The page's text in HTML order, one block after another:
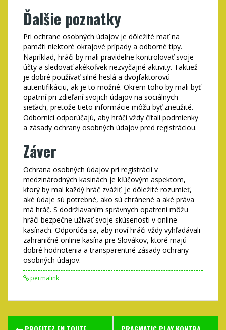
Ďalšie poznatky
Pri ochrane osobných údajov je dôležité mať na
pamäti niektoré okrajové prípady a odborné tipy.
Napríklad, hráči by mali pravidelne kontrolovať svoje
účty a sledovať akékoľvek nezvyčajné aktivity. Taktiež
je dobré používať silné heslá a dvojfaktorovú
autentifikáciu, ak je to možné. Okrem toho by mali byť
opatrní pri zdieľaní svojich údajov na sociálnych
sieťach, pretože tieto informácie môžu byť zneužité.
Odborníci odporúčajú, aby hráči vždy čítali podmienky
a zásady ochrany osobných údajov pred registráciou.
Záver
Ochrana osobných údajov pri registrácii v
medzinárodných kasinách je kľúčovým aspektom,
ktorý by mal každý hráč zvážiť. Je dôležité rozumieť,
aké údaje sú potrebné, ako sú chránené a aké práva
má hráč. S dodržiavaním správnych opatrení môžu
hráči bezpečne užívať svoje skúsenosti v online
kasínach. Odporúča sa, aby noví hráči vždy vyhľadávali
zahraničné online kasína pre Slovákov, ktoré majú
dobré hodnotenia a transparentné zásady ochrany
osobných údajov.
permalink